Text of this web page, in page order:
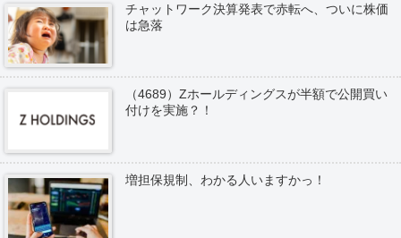
チャットワーク決算発表で赤転へ、ついに株価
は急落
（4689）Zホールディングスが半額で公開買い
付けを実施？！
増担保規制、わかる人いますかっ！